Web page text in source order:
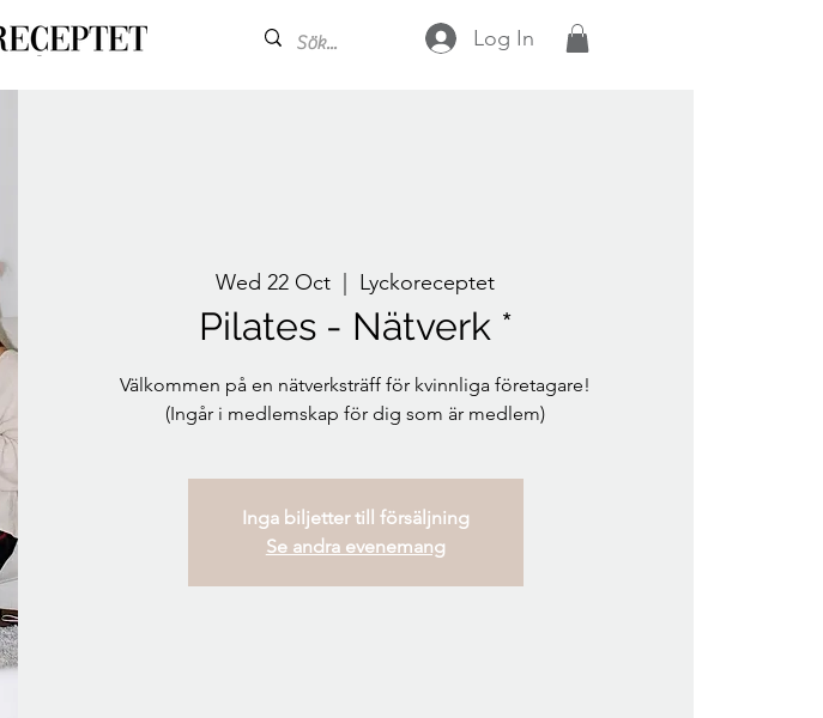
Log In
Wed 22 Oct Lyckoreceptet
Pilates - Nätverk *
Välkommen på en nätverksträff för kvinnliga företagare!
(Ingår i medlemskap för dig som är medlem)
Inga biljetter till försäljning
Se andra evenemang